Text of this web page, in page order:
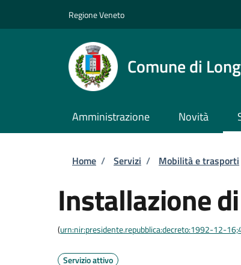
Regione Veneto
Comune di
Amministrazione Novità
Briciole di pane
Home / Servizi / Mobilità e trasporti
Installazione
(urn:nir:presidente.repubblica:decreto:1992-12-
Servizio attivo